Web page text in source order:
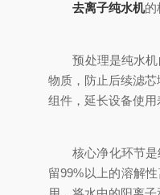
去离子纯水机的
预处理是纯水机的
物质，防止后续滤
组件，延长设备使用
核心净化环节是纯
留99%以上的溶解